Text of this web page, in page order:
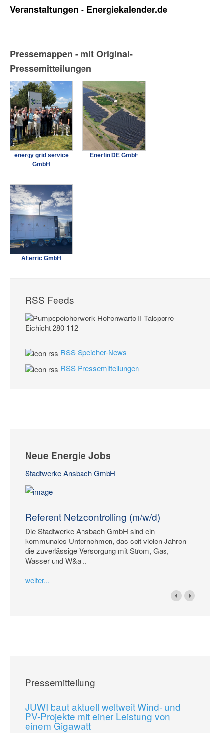
Veranstaltungen - Energiekalender.de
Pressemappen - mit Original-
Pressemitteilungen
energy grid service
GmbH
Enerfin DE GmbH
Alterric GmbH
RSS Feeds
RSS Speicher-News
RSS Pressemitteilungen
Neue Energie Jobs
Stadtwerke Ansbach GmbH
Referent Netzcontrolling (m/w/d)
Die Stadtwerke Ansbach GmbH sind ein
kommunales Unternehmen, das seit vielen Jahren
die zuverlässige Versorgung mit Strom, Gas,
Wasser und W&a...
weiter...
Pressemitteilung
JUWI baut aktuell weltweit Wind- und
PV-Projekte mit einer Leistung von
einem Gigawatt